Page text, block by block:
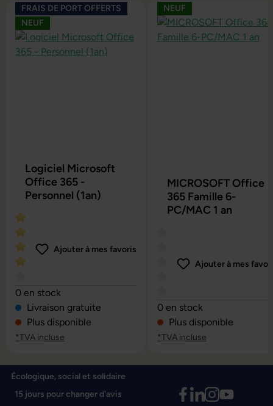
Ignorer la galerie de produits
FRAIS DE PORT OFFERTS
NEUF
Logiciel Microsoft
Office 365 -
Personnel (1an)
Note moyenne de 4 sur 5 étoiles
Ajouter à mes favoris
0 en stock
Livraison gratuite
Plus disponible
*TVA incluse
NEUF
MICROSOFT Office
365 Famille 6-
PC/MAC 1 an
Note moyenne de 0 sur 5
Ajouter à mes
0 en stock
Plus disponible
*TVA incluse
Écologique, social et solidaire
15 jours pour changer d'avis